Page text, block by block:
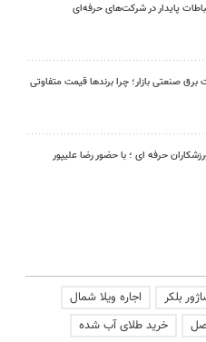
پایدار در شرکت‌های حرفه‌ای
صنعتی بازار؛ چرا برندها قیمت متفاوتی
حرفه ای ؛ با حضور رضا علیپور
بلکر
اجاره ویلا شمال
خرید طلای آب شده